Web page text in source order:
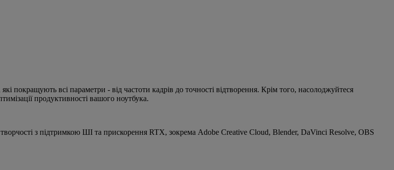
покращують всі параметри - від частоти кадрів до точності відтворення. Крім того, насолоджуйтеся
продуктивності вашого ноутбука.
з підтримкою ШІ та прискорення RTX, зокрема Adobe Creative Cloud, Blender, DaVinci Resolve, OBS